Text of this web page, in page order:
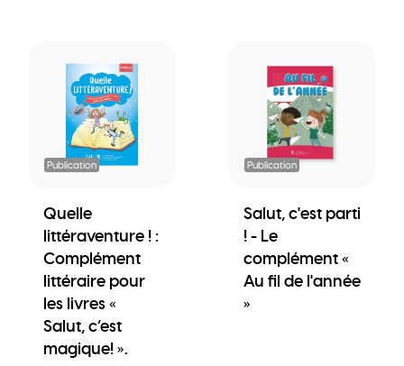
Publication
Quelle
littéraventure ! :
Complément
littéraire pour
les livres «
Salut, c’est
magique! ».
Publication
Salut, c'est parti
! - Le
complément «
Au fil de l'année
»